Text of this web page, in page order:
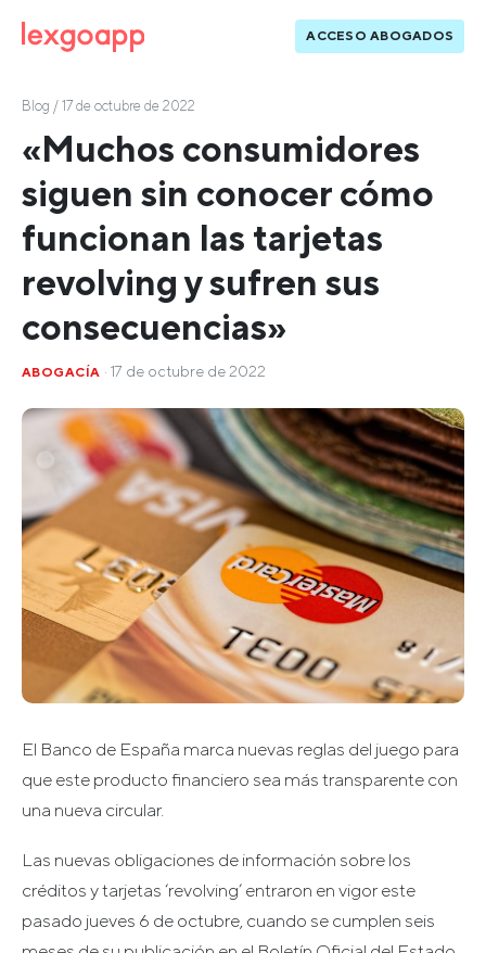
ACCESO ABOGADOS
Blog / 17 de octubre de 2022
«Muchos consumidores
siguen sin conocer cómo
funcionan las tarjetas
revolving y sufren sus
consecuencias»
ABOGACÍA · 17 de octubre de 2022
El Banco de España marca nuevas reglas del juego para
que este producto financiero sea más transparente con
una nueva circular.
Las nuevas obligaciones de información sobre los
créditos y tarjetas ‘revolving’ entraron en vigor este
pasado jueves 6 de octubre, cuando se cumplen seis